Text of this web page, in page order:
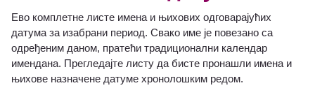
Ево комплетне листе имена и њихових одговарајућих
датума за изабрани период. Свако име је повезано са
одређеним даном, пратећи традиционални календар
имендана. Прегледајте листу да бисте пронашли имена и
њихове назначене датуме хронолошким редом.